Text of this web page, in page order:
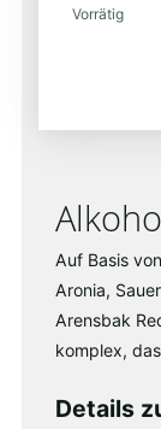
Vorrätig
Auf Basis
Aronia,
Arensbak
komplex,
Details